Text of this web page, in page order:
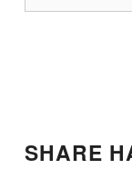
SHARE